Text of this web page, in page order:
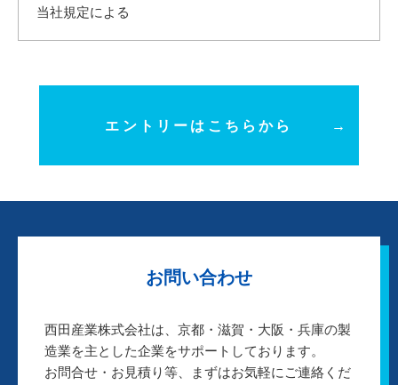
当社規定による
エントリーはこちらから
お問い合わせ
西田産業株式会社は、京都・滋賀・大阪・兵庫の製
造業を主とした企業をサポートしております。
お問合せ・お見積り等、まずはお気軽にご連絡くだ